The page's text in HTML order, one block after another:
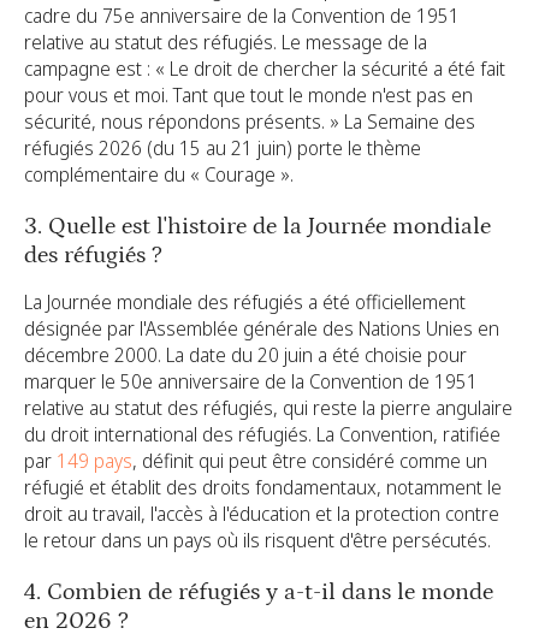
cadre du 75e anniversaire de la Convention de 1951
relative au statut des réfugiés. Le message de la
campagne est : « Le droit de chercher la sécurité a été fait
pour vous et moi. Tant que tout le monde n'est pas en
sécurité, nous répondons présents. » La Semaine des
réfugiés 2026 (du 15 au 21 juin) porte le thème
complémentaire du « Courage ».
3. Quelle est l'histoire de la Journée mondiale
des réfugiés ?
La Journée mondiale des réfugiés a été officiellement
désignée par l'Assemblée générale des Nations Unies en
décembre 2000. La date du 20 juin a été choisie pour
marquer le 50e anniversaire de la Convention de 1951
relative au statut des réfugiés, qui reste la pierre angulaire
du droit international des réfugiés. La Convention, ratifiée
par 149 pays, définit qui peut être considéré comme un
réfugié et établit des droits fondamentaux, notamment le
droit au travail, l'accès à l'éducation et la protection contre
le retour dans un pays où ils risquent d'être persécutés.
4. Combien de réfugiés y a-t-il dans le monde
en 2026 ?